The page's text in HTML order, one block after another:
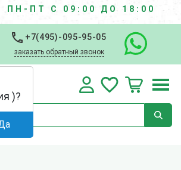
ПН-ПТ С 09:00 ДО 18:00
+7(495)-095-95-05
заказать обратный звонок
)?